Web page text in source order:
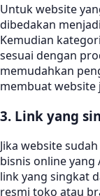
Untuk website
dibedakan
Kemudian
sesuai dengan
memudahkan
membuat website
3. Link yang
Jika website
bisnis online yang
link yang singkat
resmi toko atau